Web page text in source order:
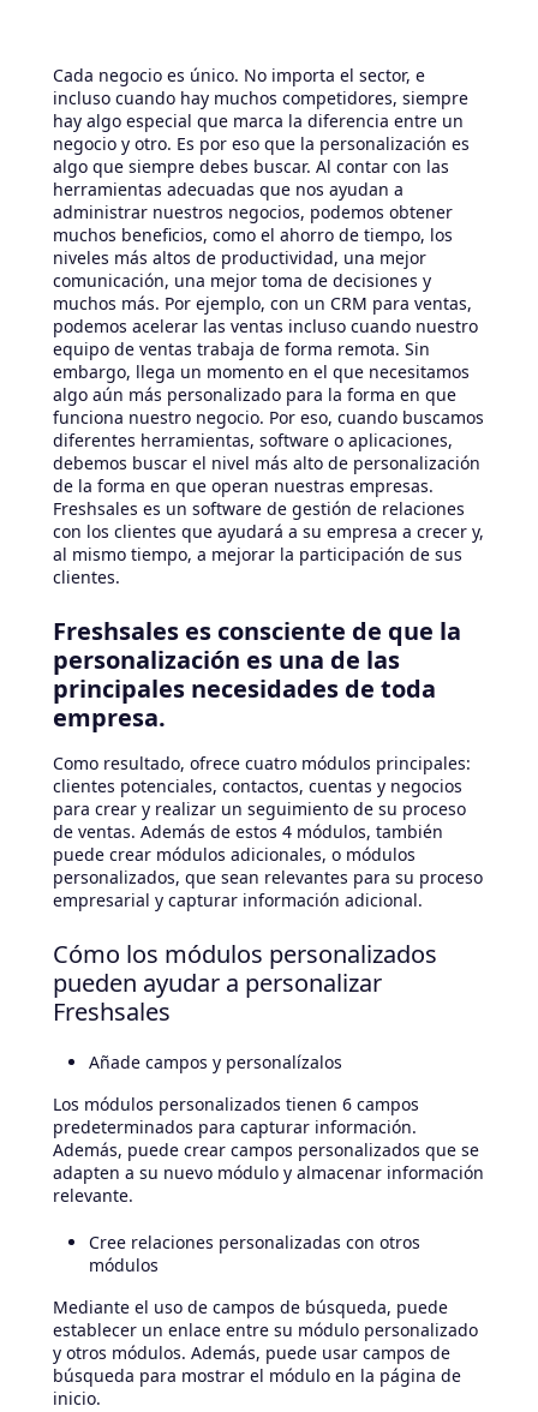
Cada negocio es único. No importa el sector, e
incluso cuando hay muchos competidores, siempre
hay algo especial que marca la diferencia entre un
negocio y otro. Es por eso que la personalización es
algo que siempre debes buscar. Al contar con las
herramientas adecuadas que nos ayudan a
administrar nuestros negocios, podemos obtener
muchos beneficios, como el ahorro de tiempo, los
niveles más altos de productividad, una mejor
comunicación, una mejor toma de decisiones y
muchos más. Por ejemplo, con un CRM para ventas,
podemos acelerar las ventas incluso cuando nuestro
equipo de ventas trabaja de forma remota. Sin
embargo, llega un momento en el que necesitamos
algo aún más personalizado para la forma en que
funciona nuestro negocio. Por eso, cuando buscamos
diferentes herramientas, software o aplicaciones,
debemos buscar el nivel más alto de personalización
de la forma en que operan nuestras empresas.
Freshsales es un software de gestión de relaciones
con los clientes que ayudará a su empresa a crecer y,
al mismo tiempo, a mejorar la participación de sus
clientes.
Freshsales es consciente de que la
personalización es una de las
principales necesidades de toda
empresa.
Como resultado, ofrece cuatro módulos principales:
clientes potenciales, contactos, cuentas y negocios
para crear y realizar un seguimiento de su proceso
de ventas. Además de estos 4 módulos, también
puede crear módulos adicionales, o módulos
personalizados, que sean relevantes para su proceso
empresarial y capturar información adicional.
Cómo los módulos personalizados
pueden ayudar a personalizar
Freshsales
Añade campos y personalízalos
Los módulos personalizados tienen 6 campos
predeterminados para capturar información.
Además, puede crear campos personalizados que se
adapten a su nuevo módulo y almacenar información
relevante.
Cree relaciones personalizadas con otros
módulos
Mediante el uso de campos de búsqueda, puede
establecer un enlace entre su módulo personalizado
y otros módulos. Además, puede usar campos de
búsqueda para mostrar el módulo en la página de
inicio.